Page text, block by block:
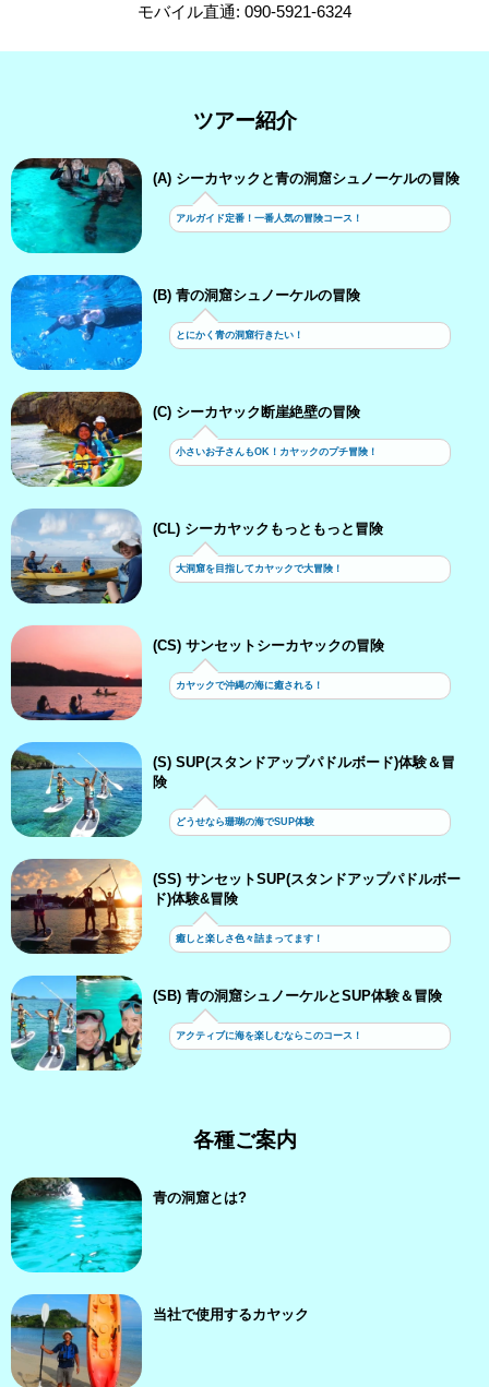
モバイル直通: 090-5921-6324
ツアー紹介
(A) シーカヤックと青の洞窟シュノーケルの冒険
アルガイド定番！一番人気の冒険コース！
(B) 青の洞窟シュノーケルの冒険
とにかく青の洞窟行きたい！
(C) シーカヤック断崖絶壁の冒険
小さいお子さんもOK！カヤックのプチ冒険！
(CL) シーカヤックもっともっと冒険
大洞窟を目指してカヤックで大冒険！
(CS) サンセットシーカヤックの冒険
カヤックで沖縄の海に癒される！
(S) SUP(スタンドアップパドルボード)体験＆冒
険
どうせなら珊瑚の海でSUP体験
(SS) サンセットSUP(スタンドアップパドルボー
ド)体験&冒険
癒しと楽しさ色々詰まってます！
(SB) 青の洞窟シュノーケルとSUP体験＆冒険
アクティブに海を楽しむならこのコース！
各種ご案内
青の洞窟とは?
当社で使用するカヤック